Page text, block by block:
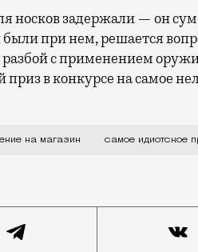
носков задержали — он
при нем, решается
с применением
в конкурсе на самое
уходящего года»,
на магазин самое идиотское